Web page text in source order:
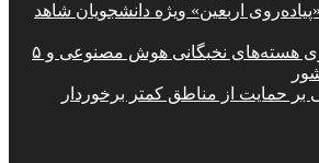
اربعین» ویژه دانشجویان شاهد
سرمایه‌گذاری روی هسته‌های نخبگانی هوش مصنوعی و ۵
بر حمایت از مناطق کمتر برخوردار